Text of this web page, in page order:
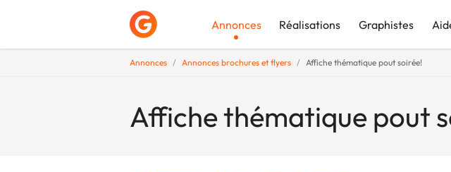
Annonces Réalisations Graphistes
Annonces Annonces brochures et flyers Affiche thématique pout soirée!
Affiche thématique pout